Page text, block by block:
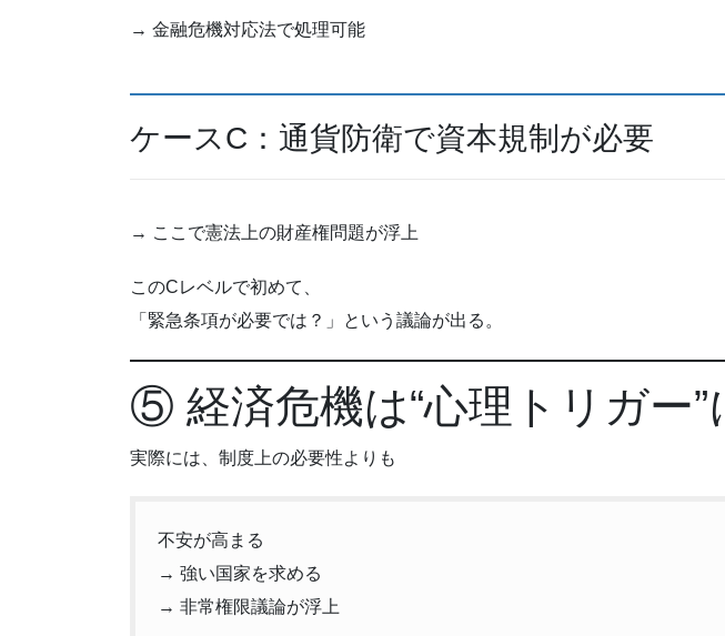
→ 金融危機対応法で処理可能
ケースC：通貨防衛で資本規制が必要
→ ここで憲法上の財産権問題が浮上
このCレベルで初めて、
「緊急条項が必要では？」という議論が出る。
⑤ 経済危機は“心理トリガー”
実際には、制度上の必要性よりも
不安が高まる
→ 強い国家を求める
→ 非常権限議論が浮上